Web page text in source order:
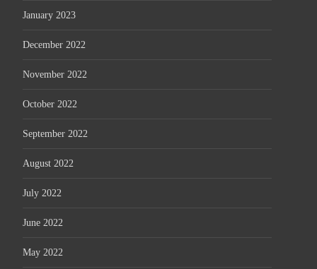
January 2023
December 2022
November 2022
October 2022
September 2022
August 2022
July 2022
June 2022
May 2022